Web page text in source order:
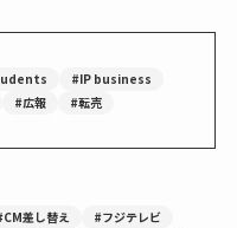
#IP business
#広報 #転売
差し替え #フジテレビ